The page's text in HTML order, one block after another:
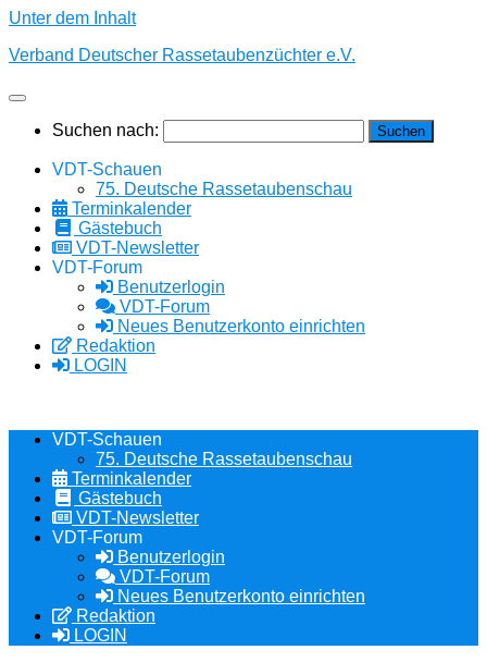
Unter dem Inhalt
Verband Deutscher Rassetaubenzüchter e.V.
Suchen nach:
VDT-Schauen
75. Deutsche Rassetaubenschau
Terminkalender
Gästebuch
VDT-Newsletter
VDT-Forum
Benutzerlogin
VDT-Forum
Neues Benutzerkonto einrichten
Redaktion
LOGIN
VDT-Schauen
75. Deutsche Rassetaubenschau
Terminkalender
Gästebuch
VDT-Newsletter
VDT-Forum
Benutzerlogin
VDT-Forum
Neues Benutzerkonto einrichten
Redaktion
LOGIN